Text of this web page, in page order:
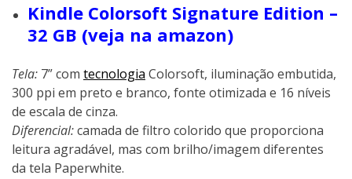
Kindle Colorsoft Signature Edition –
32 GB (veja na amazon)
Tela: 7” com tecnologia Colorsoft, iluminação embutida,
300 ppi em preto e branco, fonte otimizada e 16 níveis
de escala de cinza.
Diferencial:camada de filtro colorido que proporciona
leitura agradável, mas com brilho/imagem diferentes
da tela Paperwhite.